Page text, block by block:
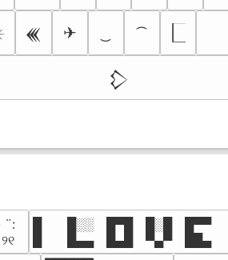
𒌍 ✈
𒁷
¨:⠀
█  █░░ █▀█ █░█ █▀▀
█  █▄▄ █▄█ ▀▄▀ ██▄